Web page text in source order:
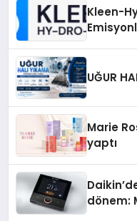
Kleen-
UĞUR
Marie
yaptı
dönem: